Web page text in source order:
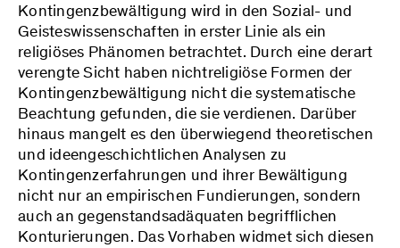
Kontingenzbewältigung wird in den Sozial- und
Geisteswissenschaften in erster Linie als ein
religiöses Phänomen betrachtet. Durch eine derart
verengte Sicht haben nichtreligiöse Formen der
Kontingenzbewältigung nicht die systematische
Beachtung gefunden, die sie verdienen. Darüber
hinaus mangelt es den überwiegend theoretischen
und ideengeschichtlichen Analysen zu
Kontingenzerfahrungen und ihrer Bewältigung
nicht nur an empirischen Fundierungen, sondern
auch an gegenstandsadäquaten begrifflichen
Konturierungen. Das Vorhaben widmet sich diesen